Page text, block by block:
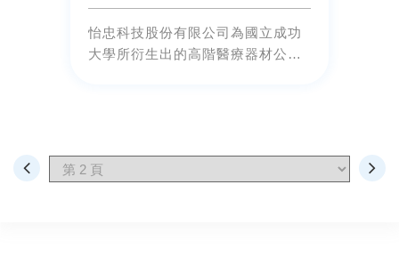
生。
怡忠科技股份有限公司為國立成功
大學所衍生出的高階醫療器材公
國相...